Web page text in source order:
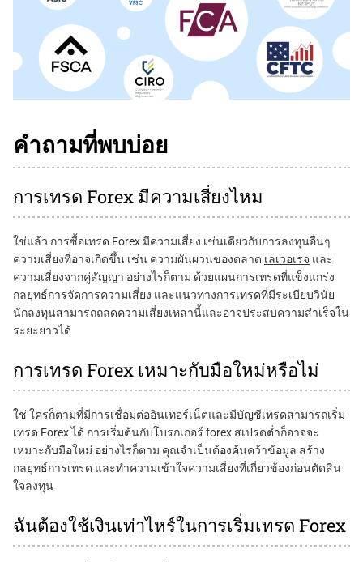
คำถามที่พบบ่อย
การเทรด Forex มีความเสี่ยงไหม
ใช่แล้ว การซื้อเทรด Forex มีความเสี่ยง เช่นเดียวกับการลงทุนอื่นๆ
ความเสี่ยงที่อาจเกิดขึ้น เช่น ความผันผวนของตลาด เลเวอเรจ และ
ความเสี่ยงจากคู่สัญญา อย่างไรก็ตาม ด้วยแผนการเทรดที่แข็งแกร่ง
กลยุทธ์การจัดการความเสี่ยง และแนวทางการเทรดที่มีระเบียบวินัย
นักลงทุนสามารถถลดความเสี่ยงเหล่านี้และอาจประสบความสำเร็จใน
ระยะยาวได้
การเทรด Forex เหมาะกับมือใหม่หรือไม่
ใช่ ใครก็ตามที่มีการเชื่อมต่ออินเทอร์เน็ตและมีบัญชีเทรดสามารถเริ่ม
เทรด Forex ได้ การเริ่มต้นกับโบรกเกอร์ forex สเปรดต่ำก็อาจจะ
เหมาะกับมือใหม่ อย่างไรก็ตาม คุณจำเป็นต้องค้นคว้าข้อมูล สร้าง
กลยุทธ์การเทรด และทำความเข้าใจความเสี่ยงที่เกี่ยวข้องก่อนตัดสิน
ใจลงทุน
ฉันต้องใช้เงินเท่าไหร์ในการเริ่มเทรด Forex